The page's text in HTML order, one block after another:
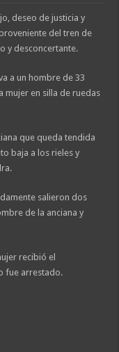
deseo de justicia y
del tren de
y desconcertante.
a un hombre de 33
mujer en silla de ruedas
que queda tendida
baja a los rieles y
salieron dos
de la anciana y
recibió el
fue arrestado.